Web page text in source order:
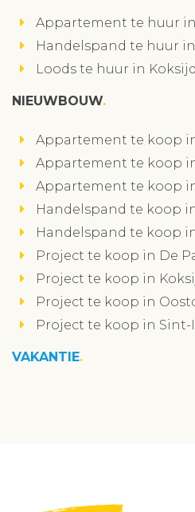
Appartement te huur
Handelspand te huur
Loods te huur in
NIEUWBOUW
Appartement te koop
Appartement te koop
Appartement te koop
Handelspand te koop
Handelspand te koop
Project te koop in De
Project te koop in
Project te koop in
Project te koop in Sint-
VAKANTIE